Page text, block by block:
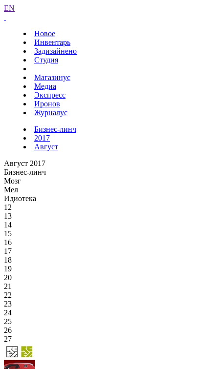
EN
Новое
Инвентарь
Задизайнено
Студия
Магазинус
Медиа
Экспресс
Иронов
Журналус
Бизнес-линч
2017
Август
Август 2017
Бизнес-линч
Мозг
Мел
Идиотека
12
13
14
15
16
17
18
19
20
21
22
23
24
25
26
27